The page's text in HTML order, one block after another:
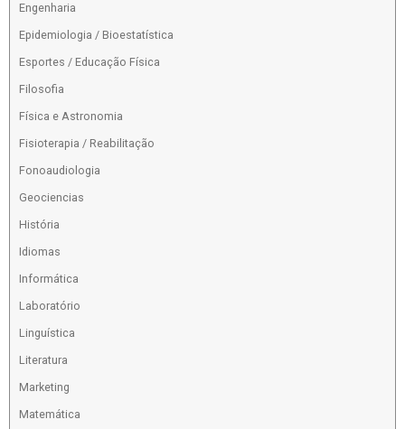
Engenharia
Epidemiologia / Bioestatística
Esportes / Educação Física
Filosofia
Física e Astronomia
Fisioterapia / Reabilitação
Fonoaudiologia
Geociencias
História
Idiomas
Informática
Laboratório
Linguística
Literatura
Marketing
Matemática